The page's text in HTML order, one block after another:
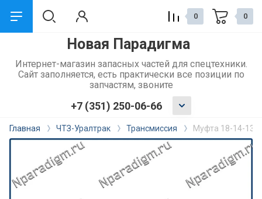
назад
Сервис и поддержка
Обмен и возврат
Доставка
Способы оплаты
Новая Парадигма
Интернет-магазин запасных частей для спецтехники.
Сайт заполняется, есть практически все позиции по
запчастям, звоните
+7 (351) 250-06-66
0 0
Главная ЧТЗ-Уралтрак Трансмиссия Муфта 18-14-